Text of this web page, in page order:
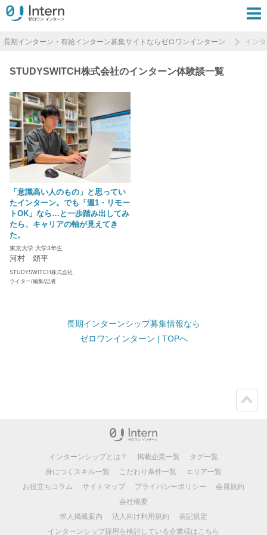
長期インターン・有給インターン募集サイトならゼロワンインターン イン
STUDYSWITCH株式会社のインターン体験談一覧
「意識高い人のもの」と思ってい
たインターン。でも「週1・リモー
トOK」なら…と一歩踏み出してみ
たら、キャリアの軸が見えてき
た。
東京大学 大学3年生
河村 頌平
STUDYSWITCH株式会社
ライター/編集/記者
長期インターンシップ募集情報なら
ゼロワンインターン | TOPへ
インターンシップとは？ 掲載企業一覧
タグ一覧
身につくスキル一覧
こだわり条件一覧
エリア一覧
お役立ちコラム
サイトマップ プライバシーポリシー
会員規約
会社概要
求人掲載案内
法人向け利用規約
表記規定
インターンシップ採用を検討している企業様はこちら